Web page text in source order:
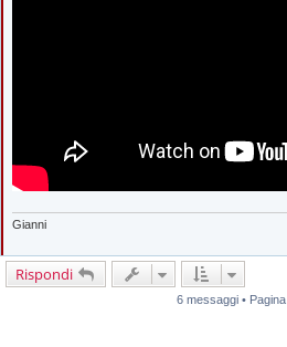
Gianni
Rispondi
6 messaggi • Pagina